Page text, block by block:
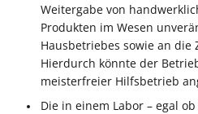
Weitergabe von
Produkten im Wesen
Hausbetriebes sowie an die
Hierdurch könnte der
meisterfreier Hilfsbetrieb
Die in einem Labor – egal